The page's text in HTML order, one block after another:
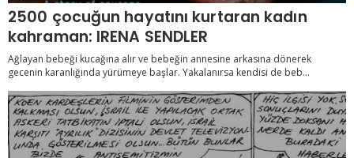
2500 çocuğun hayatını kurtaran kadın
kahraman: IRENA SENDLER
Ağlayan bebeği kucağına alır ve bebeğin annesine arkasına dönerek
gecenin karanlığında yürümeye başlar. Yakalanırsa kendisi de beb...